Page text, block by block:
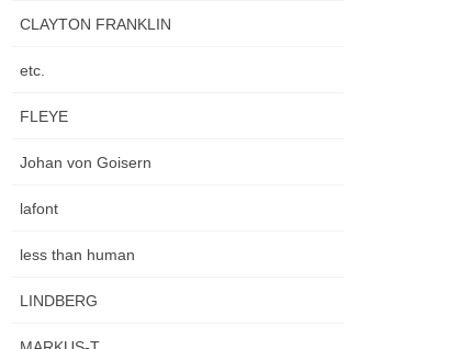
CLAYTON FRANKLIN
etc.
FLEYE
Johan von Goisern
lafont
less than human
LINDBERG